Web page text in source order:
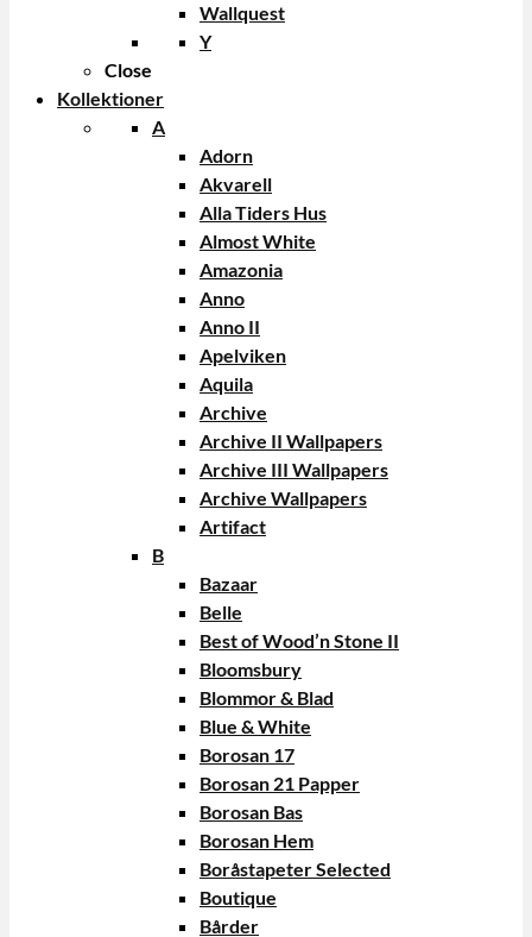
Wallquest
Y
Close
Kollektioner
A
Adorn
Akvarell
Alla Tiders Hus
Almost White
Amazonia
Anno
Anno II
Apelviken
Aquila
Archive
Archive II Wallpapers
Archive III Wallpapers
Archive Wallpapers
Artifact
B
Bazaar
Belle
Best of Wood’n Stone II
Bloomsbury
Blommor & Blad
Blue & White
Borosan 17
Borosan 21 Papper
Borosan Bas
Borosan Hem
Boråstapeter Selected
Boutique
Bårder